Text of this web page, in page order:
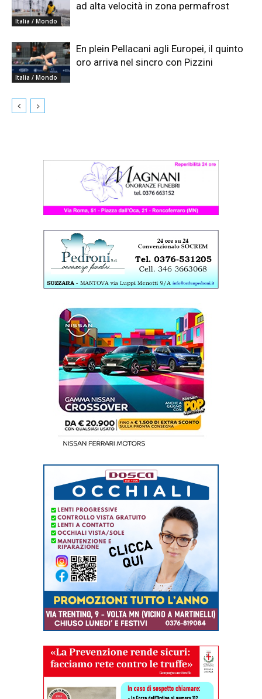
Italia / Mondo
ad alta velocità in zona permafrost
Italia / Mondo
En plein Pellacani agli Europei, il quinto
oro arriva nel sincro con Pizzini